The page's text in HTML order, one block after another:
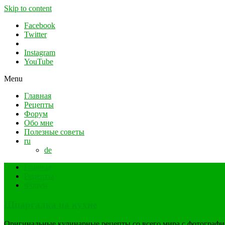
Skip to content
Facebook
Twitter
Instagram
YouTube
Menu
Главная
Рецепты
Форум
Обо мне
Полезные советы
ru
de